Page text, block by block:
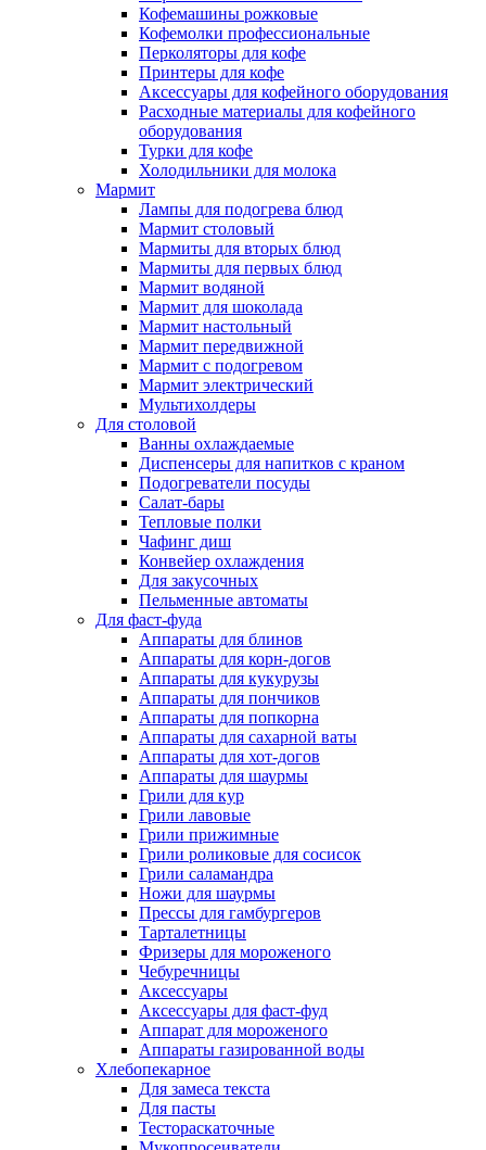
Кофемашины рожковые
Кофемолки профессиональные
Перколяторы для кофе
Принтеры для кофе
Аксессуары для кофейного оборудования
Расходные материалы для кофейного
оборудования
Турки для кофе
Холодильники для молока
Мармит
Лампы для подогрева блюд
Мармит столовый
Мармиты для вторых блюд
Мармиты для первых блюд
Мармит водяной
Мармит для шоколада
Мармит настольный
Мармит передвижной
Мармит с подогревом
Мармит электрический
Мультихолдеры
Для столовой
Ванны охлаждаемые
Диспенсеры для напитков с краном
Подогреватели посуды
Салат-бары
Тепловые полки
Чафинг диш
Конвейер охлаждения
Для закусочных
Пельменные автоматы
Для фаст-фуда
Аппараты для блинов
Аппараты для корн-догов
Аппараты для кукурузы
Аппараты для пончиков
Аппараты для попкорна
Аппараты для сахарной ваты
Аппараты для хот-догов
Аппараты для шаурмы
Грили для кур
Грили лавовые
Грили прижимные
Грили роликовые для сосисок
Грили саламандра
Ножи для шаурмы
Прессы для гамбургеров
Тарталетницы
Фризеры для мороженого
Чебуречницы
Аксессуары
Аксессуары для фаст-фуд
Аппарат для мороженого
Аппараты газированной воды
Хлебопекарное
Для замеса текста
Для пасты
Тестораскаточные